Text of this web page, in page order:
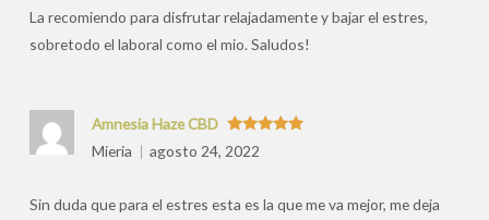
La recomiendo para disfrutar relajadamente y bajar el estres,
sobretodo el laboral como el mio. Saludos!
Valorado
con5
Amnesia Haze CBD
Mieria
agosto 24, 2022
Sin duda que para el estres esta es la que me va mejor, me deja